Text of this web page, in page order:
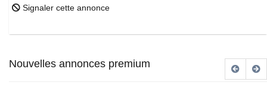
Signaler cette annonce
Nouvelles annonces premium